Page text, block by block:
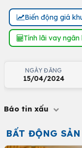
Biến động giá
Tính lãi vay ngân
NGÀY ĐĂNG
15/04/2024
Báo tin xấu
BẤT ĐỘNG